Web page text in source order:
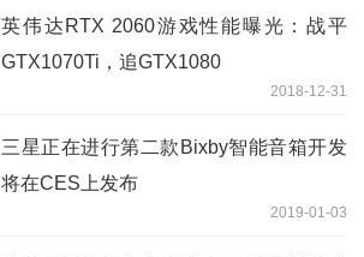
英伟达RTX 2060游戏性能曝光：战平
GTX1070Ti，追GTX1080
2018-12-31
三星正在进行第二款Bixby智能音箱开发
将在CES上发布
2019-01-03